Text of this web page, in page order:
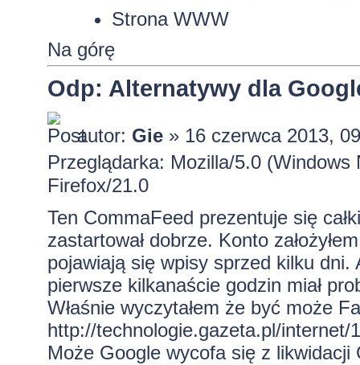
Strona WWW
Na górę
Odp: Alternatywy dla
autor: Gie» 16 czerwca 2013,
Przeglądarka: Mozilla/5.0
Firefox/21.0
Ten CommaFeed prezentuje się
zastartował dobrze. Konto
pojawiają się wpisy sprzed kilku
pierwsze kilkanaście godzin miał
Właśnie wyczytałem że być może
http://technologie.gazeta.pl/internet/
Może Google wycofa się z likwidacji